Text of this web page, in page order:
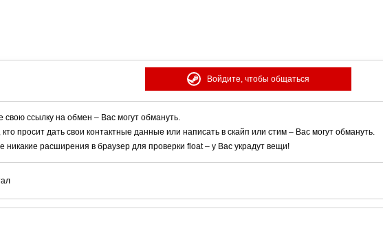
Войдите, чтобы общаться
свою ссылку на обмен – Вас могут обмануть.
кто просит дать свои контактные данные или написать в скайп или стим – Вас могут обмануть.
никакие расширения в браузер для проверки float – у Вас украдут вещи!